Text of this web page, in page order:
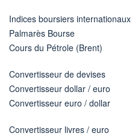
Indices boursiers internationaux
Palmarès Bourse
Cours du Pétrole (Brent)
Convertisseur de devises
Convertisseur dollar / euro
Convertisseur euro / dollar
Convertisseur livres / euro